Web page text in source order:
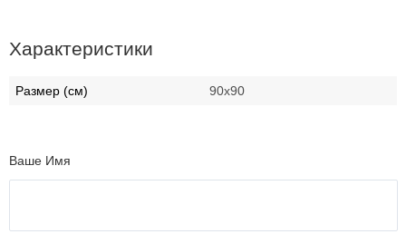
Характеристики
Размер (см) 90х90
Ваше Имя